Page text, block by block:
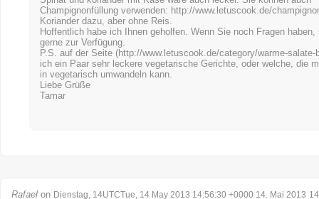
Champignonfüllung verwenden: http://www.letuscook.de/
Koriander dazu, aber ohne Reis.
Hoffentlich habe ich Ihnen geholfen. Wenn Sie noch Fragen
gerne zur Verfügung.
P.S. auf der Seite (http://www.letuscook.de/category/warme-salate-
ich ein Paar sehr leckere vegetarische Gerichte, oder welche, die
in vegetarisch umwandeln kann.
Liebe Grüße
Tamar
Rafael on Dienstag, 14UTCTue, 14 May 2013 14:56:30 +0000 14. Mai 2013